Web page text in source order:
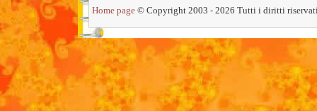
Home page © Copyright 2003 - 2026 Tutti i diritti